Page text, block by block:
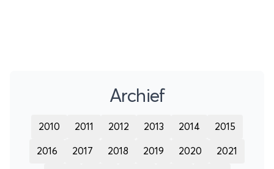
Archief
2010 2011 2012 2013 2014 2015
2016 2017 2018 2019 2020 2021